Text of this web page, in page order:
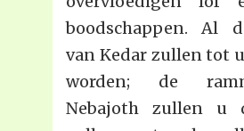
boodschappen. Al
van Kedar zullen tot
worden; de
Nebajoth zullen u